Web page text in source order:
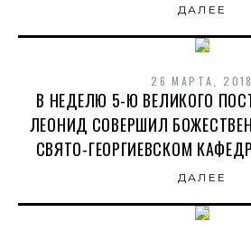
ДАЛЕЕ
26 МАРТА, 2018
В НЕДЕЛЮ 5-Ю ВЕЛИКОГО
ЛЕОНИД СОВЕРШИЛ
СВЯТО-ГЕОРГИЕВСКОМ
ДАЛЕЕ